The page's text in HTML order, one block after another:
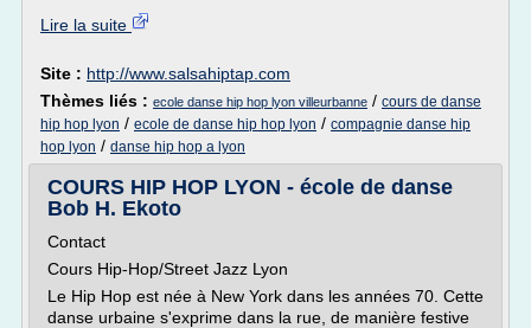
Lire la suite
Site : http://www.salsahiptap.com
Thèmes liés : ecole danse hip hop lyon villeurbanne / cours de danse
hip hop lyon / ecole de danse hip hop lyon / compagnie danse hip
hop lyon / danse hip hop a lyon
COURS HIP HOP LYON - école de danse
Bob H. Ekoto
Contact
Cours Hip-Hop/Street Jazz Lyon
Le Hip Hop est née à New York dans les années 70. Cette
danse urbaine s'exprime dans la rue, de manière festive